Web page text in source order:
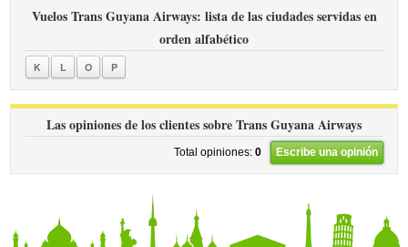
Vuelos Trans Guyana Airways: lista de las ciudades servidas en
orden alfabético
K L O P
Las opiniones de los clientes sobre Trans Guyana Airways
Total opiniones: 0 Escribe una opinión